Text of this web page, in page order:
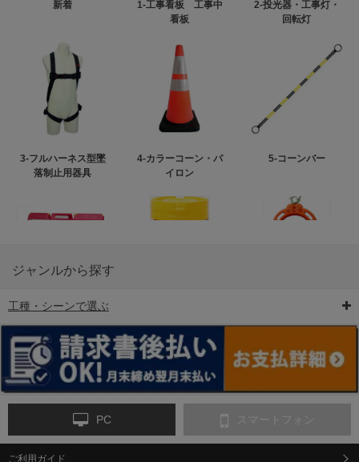
新着
1-工事看板 工事中
看板
2-投光器・工事灯・
回転灯
3-フルハーネス型墜
落制止用器具
4-カラーコーン・パ
イロン
5-コーンバー
6-矢印板/LED矢印板
ンス
ジャンルから探す
工種・シーンで選ぶ
PC スマートフォン
ご利用ガイド